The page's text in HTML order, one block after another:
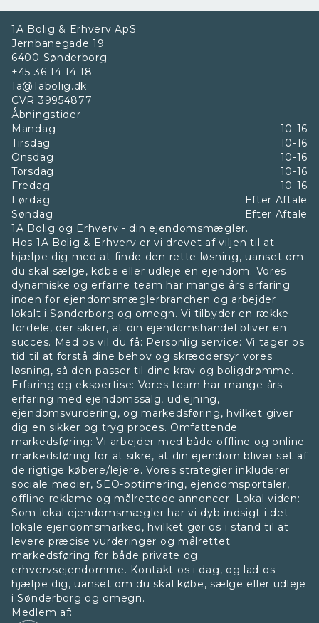
1A Bolig & Erhverv ApS
Jernbanegade 19
6400 Sønderborg
+45 36 14 14 18
1a@1abolig.dk
CVR 39954877
Åbningstider
Mandag
10-16
Tirsdag
10-16
Onsdag
10-16
Torsdag
10-16
Fredag
10-16
Lørdag
Efter Aftale
Søndag
Efter Aftale
1A Bolig og Erhverv - din ejendomsmægler.
Hos 1A Bolig & Erhverv er vi drevet af viljen til at
hjælpe dig med at finde den rette løsning, uanset om
du skal sælge, købe eller udleje en ejendom. Vores
dynamiske og erfarne team har mange års erfaring
inden for ejendomsmæglerbranchen og arbejder
lokalt i Sønderborg og omegn. Vi tilbyder en række
fordele, der sikrer, at din ejendomshandel bliver en
succes. Med os vil du få: Personlig service: Vi tager os
tid til at forstå dine behov og skræddersyr vores
løsning, så den passer til dine krav og boligdrømme.
Erfaring og ekspertise: Vores team har mange års
erfaring med ejendomssalg, udlejning,
ejendomsvurdering, og markedsføring, hvilket giver
dig en sikker og tryg proces. Omfattende
markedsføring: Vi arbejder med både offline og online
markedsføring for at sikre, at din ejendom bliver set af
de rigtige købere/lejere. Vores strategier inkluderer
sociale medier, SEO-optimering, ejendomsportaler,
offline reklame og målrettede annoncer. Lokal viden:
Som lokal ejendomsmægler har vi dyb indsigt i det
lokale ejendomsmarked, hvilket gør os i stand til at
levere præcise vurderinger og målrettet
markedsføring for både private og
erhvervsejendomme. Kontakt os i dag, og lad os
hjælpe dig, uanset om du skal købe, sælge eller udleje
i Sønderborg og omegn.
Medlem af: